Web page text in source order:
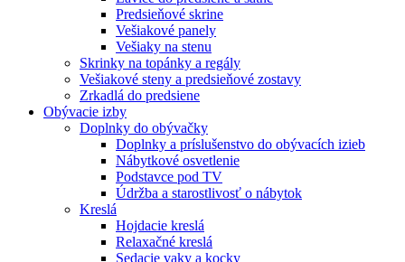
Predsieňové skrine
Vešiakové panely
Vešiaky na stenu
Skrinky na topánky a regály
Vešiakové steny a predsieňové zostavy
Zrkadlá do predsiene
Obývacie izby
Doplnky do obývačky
Doplnky a príslušenstvo do obývacích izieb
Nábytkové osvetlenie
Podstavce pod TV
Údržba a starostlivosť o nábytok
Kreslá
Hojdacie kreslá
Relaxačné kreslá
Sedacie vaky a kocky